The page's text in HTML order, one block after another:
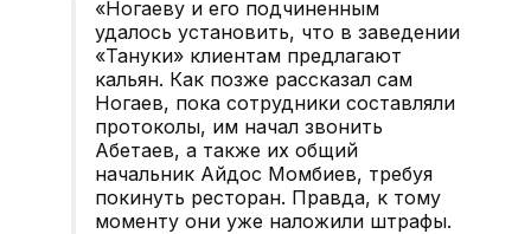
«Ногаеву и его подчиненным
удалось установить, что в заведении
«Тануки» клиентам предлагают
кальян. Как позже рассказал сам
Ногаев, пока сотрудники составляли
протоколы, им начал звонить
Абетаев, а также их общий
начальник Айдос Момбиев, требуя
покинуть ресторан. Правда, к тому
моменту они уже наложили штрафы.